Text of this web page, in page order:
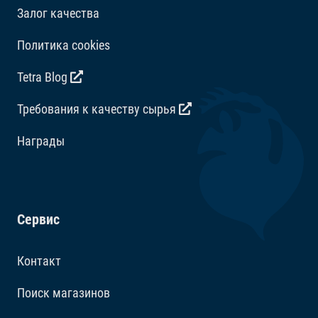
Залог качества
Политика cookies
Tetra Blog
Требования к качеству сырья
Награды
Сервис
Контакт
Поиск магазинов